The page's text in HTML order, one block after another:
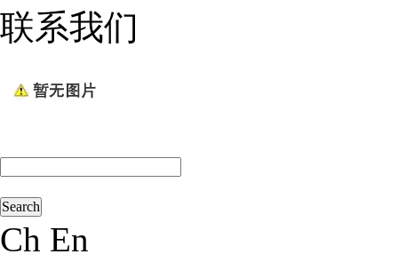
联系我们
Ch En